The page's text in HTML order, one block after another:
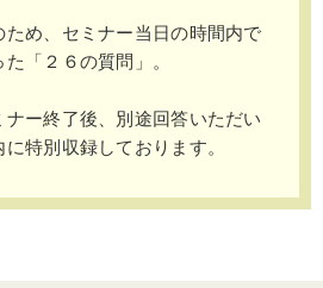
ため、セミナー当日の時間内で
「２６の質問」。
ー終了後、別途回答いただい
特別収録しております。